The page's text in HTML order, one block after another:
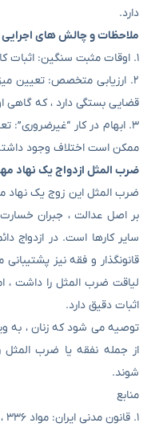
دارد.
ملاحظات و چالش های اجرایی
۱. اوقات مثبت سنگین: اثبات کار ، دستور همسرش و عدم قصد زن.
۲. ارزیابی متخصص: تعیین
قضایی بستگی دارد ، که
۳. ابهام در کار
ممکن است اختلاف وجود
ضرب المثل ازدواج یک نهاد
ضرب المثل این زوج یک نهاد
بر اصل عدالت ، جبران خسارت
سایر کارها است. در ازدواج
قانونگذار و فقه نیز
لیاقت ضرب المثل را داشت ،
اثبات دقیق دارد.
توصیه می شود که زنان ، به
از جمله نفقه یا ضرب المثل
شوند.
منابع
۱. قانون مدنی ایران: مواد ۳۳۶ ، ۱۱۰۶ ، ۱۱۰۷ ، ۱۱۱۳ ، ۱۰۹۵